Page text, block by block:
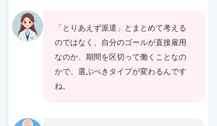
「とりあえず派遣」とまとめて考える
のではなく、自分のゴールが直接雇用
なのか、期間を区切って働くことなの
かで、選ぶべきタイプが変わるんです
ね。